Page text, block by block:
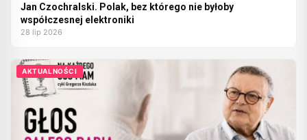
Jan Czochralski. Polak, bez którego nie byłoby
współczesnej elektroniki
28 lip 2026
AKTUALNOŚCI